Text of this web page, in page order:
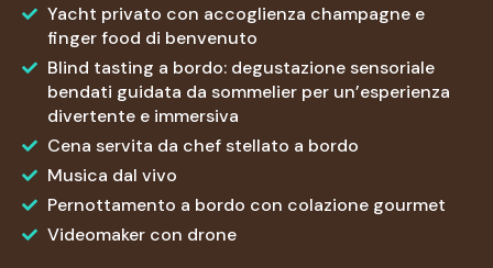
Yacht privato con accoglienza champagne e
finger food di benvenuto
Blind tasting a bordo: degustazione sensoriale
bendati guidata da sommelier per un’esperienza
divertente e immersiva
Cena servita da chef stellato a bordo
Musica dal vivo
Pernottamento a bordo con colazione gourmet
Videomaker con drone